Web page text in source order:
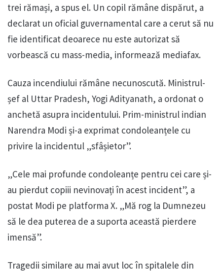
trei rămași, a spus el. Un copil rămâne dispărut, a
declarat un oficial guvernamental care a cerut să nu
fie identificat deoarece nu este autorizat să
vorbească cu mass-media, informează mediafax.
Cauza incendiului rămâne necunoscută. Ministrul-
șef al Uttar Pradesh, Yogi Adityanath, a ordonat o
anchetă asupra incidentului. Prim-ministrul indian
Narendra Modi și-a exprimat condoleanțele cu
privire la incidentul „sfâșietor”.
„Cele mai profunde condoleanțe pentru cei care și-
au pierdut copiii nevinovați în acest incident”, a
postat Modi pe platforma X. „Mă rog la Dumnezeu
să le dea puterea de a suporta această pierdere
imensă”.
Tragedii similare au mai avut loc în spitalele din